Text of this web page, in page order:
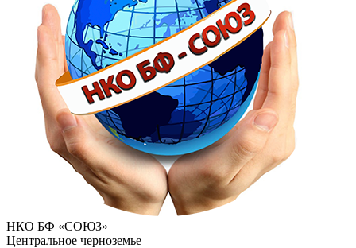
НКО БФ «СОЮЗ»
Центральное черноземье